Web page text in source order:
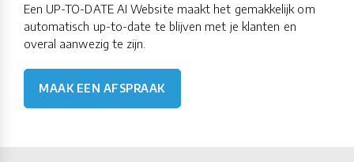
Een UP-TO-DATE AI Website maakt het gemakkelijk om
automatisch up-to-date te blijven met je klanten en
overal aanwezig te zijn.
MAAK EEN AFSPRAAK